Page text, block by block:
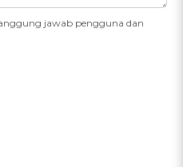
jawab pengguna dan